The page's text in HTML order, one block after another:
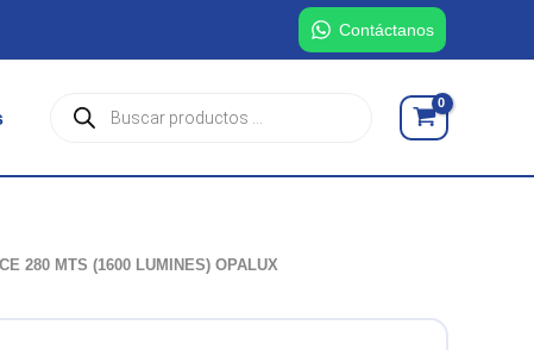
Contáctanos
Búsqueda
280 MTS (1600 LUMINES) OPALUX